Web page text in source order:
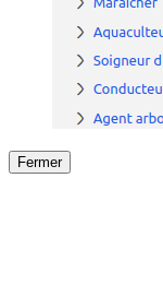
Fermer